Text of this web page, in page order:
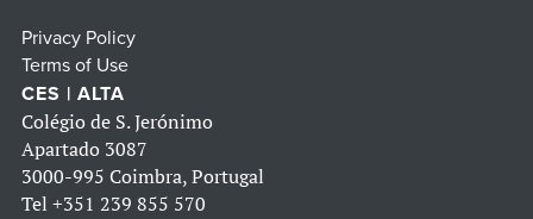
Privacy Policy
Terms of Use
CES | ALTA
Colégio de S. Jerónimo
Apartado 3087
3000-995 Coimbra, Portugal
Tel +351 239 855 570